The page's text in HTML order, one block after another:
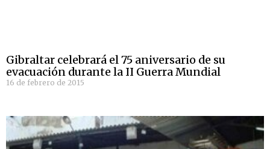
Gibraltar celebrará el 75 aniversario de su
evacuación durante la II Guerra Mundial
16 de febrero de 2015